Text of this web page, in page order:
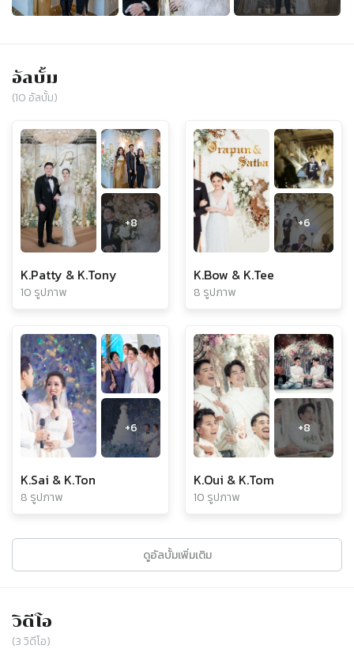
อัลบั้ม
(10 อัลบั้ม)
+8
K.Patty & K.Tony
10 รูปภาพ
+6
K.Bow & K.Tee
8 รูปภาพ
+6
K.Sai & K.Ton
8 รูปภาพ
+8
K.Oui & K.Tom
10 รูปภาพ
ดูอัลบั้มเพิ่มเติม
วิดีโอ
(3วิดีโอ)